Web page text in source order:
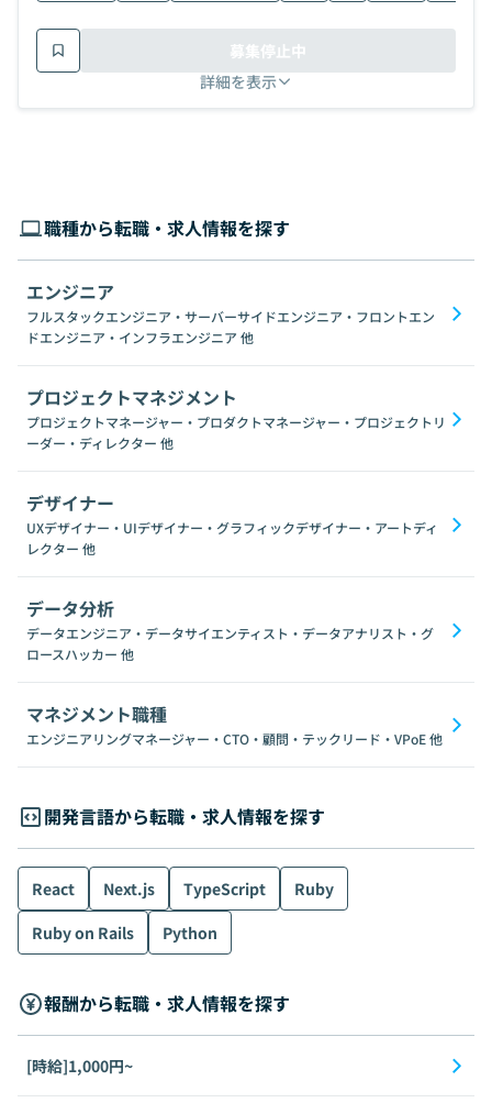
詳細を表示
募集停止中
職種から転職・求人情報を探す
エンジニア
フルスタックエンジニア・サーバーサイドエンジニア・フロントエン
ドエンジニア・インフラエンジニア 他
プロジェクトマネジメント
プロジェクトマネージャー・プロダクトマネージャー・プロジェクトリ
ーダー・ディレクター 他
デザイナー
UXデザイナー・UIデザイナー・グラフィックデザイナー・アートディ
レクター 他
データ分析
データエンジニア・データサイエンティスト・データアナリスト・グ
ロースハッカー 他
マネジメント職種
エンジニアリングマネージャー・CTO・顧問・テックリード・VPoE他
開発言語から転職・求人情報を探す
React Next.js TypeScript
Ruby
Ruby on Rails
Python
報酬から転職・求人情報を探す
[時給]1,000円~